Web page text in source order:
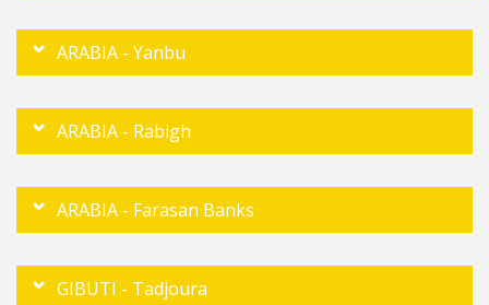
ARABIA - Yanbu
ARABIA - Rabigh
ARABIA - Farasan Banks
GIBUTI - Tadjoura